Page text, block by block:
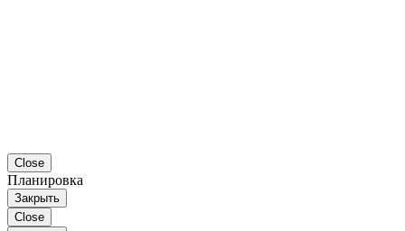
Close
Планировка
Закрыть
Close